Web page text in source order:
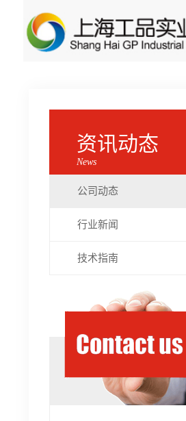
资讯动态
News
公司动态
行业新闻
技术指南